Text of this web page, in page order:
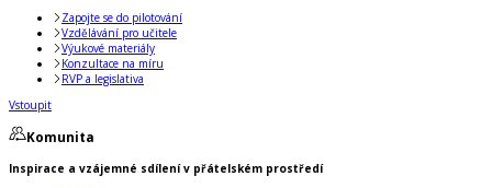
Zapojte se do pilotování
Vzdělávání pro učitele
Výukové materiály
Konzultace na míru
RVP a legislativa
Vstoupit
Komunita
Inspirace a vzájemné sdílení v přátelském prostředí